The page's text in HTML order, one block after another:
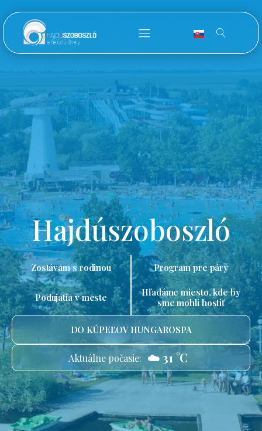
Hajdúszoboszló
Zostávam s rodinou Program pre páry
Podujatia v meste
Hľadáme miesto, kde by
sme mohli hostiť
DO KÚPEĽOV HUNGAROSPA
Aktuálne počasie: ☁️ 31 °C